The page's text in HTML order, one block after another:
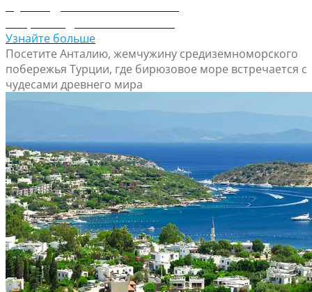
Узнайте больше
Посетите Анталию, жемчужину средиземноморского
побережья Турции, где бирюзовое море встречается с
чудесами древнего мира